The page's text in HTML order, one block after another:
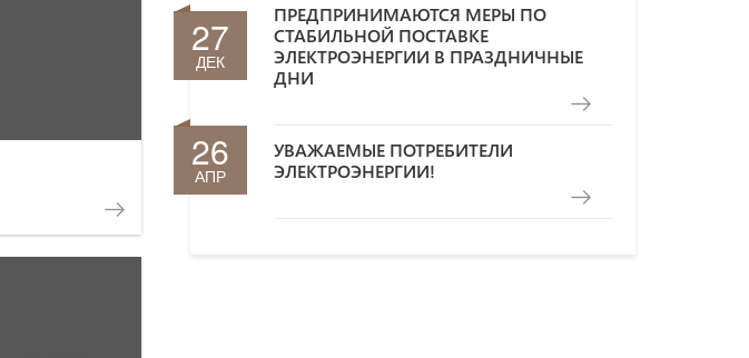
27
ДЕК
ПРЕДПРИНИМАЮТСЯ МЕРЫ ПО
СТАБИЛЬНОЙ ПОСТАВКЕ
ЭЛЕКТРОЭНЕРГИИ В ПРАЗДНИЧНЫЕ
ДНИ
26
АПР
УВАЖАЕМЫЕ ПОТРЕБИТЕЛИ
ЭЛЕКТРОЭНЕРГИИ!